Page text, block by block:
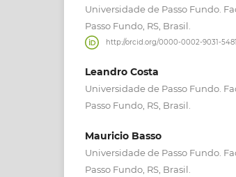
Universidade de Passo Fundo.
Passo Fundo, RS, Brasil.
http://orcid.org/0000-0002-9031-
Leandro Costa
Universidade de Passo Fundo.
Passo Fundo, RS, Brasil.
Mauricio Basso
Universidade de Passo Fundo.
Passo Fundo, RS, Brasil.